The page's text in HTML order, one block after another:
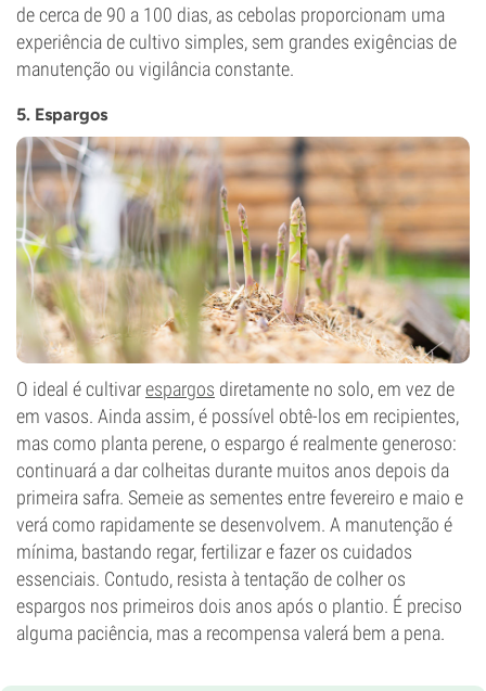
de cerca de 90 a 100 dias, as cebolas proporcionam uma
experiência de cultivo simples, sem grandes exigências de
manutenção ou vigilância constante.
5. Espargos
O ideal é cultivarespargos diretamente no solo, em vez de
em vasos. Ainda assim, é possível obtê-los em recipientes,
mas como planta perene, o espargo é realmente generoso:
continuará a dar colheitas durante muitos anos depois da
primeira safra. Semeie as sementes entre fevereiro e maio e
verá como rapidamente se desenvolvem. A manutenção é
mínima, bastando regar, fertilizar e fazer os cuidados
essenciais. Contudo, resista à tentação de colher os
espargos nos primeiros dois anos após o plantio. É preciso
alguma paciência, mas a recompensa valerá bem a pena.